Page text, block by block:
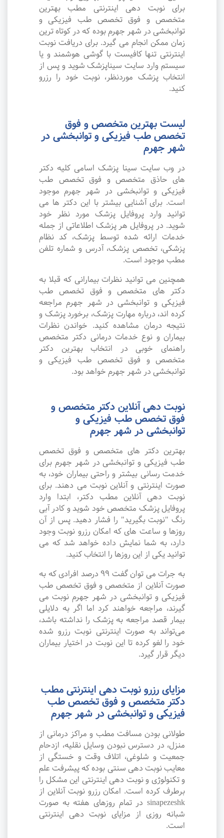
برای نوبت دهی اینترنتی مطب بهترین
متخصص و فوق تخصص طب فیزیکی و
توانبخشی در شهر جهرم بوده که در کوتاه ترین
زمان ممکن انجام می گیرد. برای دریافت نوبت
اینترنتی تنها کافیست با گوشی هوشمند و یا
سیستم وارد سایت سیناپزشک شوید و پس از
انتخاب پزشک موردنظر، نوبت خود را رزرو
کنید.
لیست بهترین متخصص و فوق
تخصص طب فیزیکی و توانبخشی در
شهر جهرم
در وب سایت سینا پزشک اسامی کلیه دکتر
های حاذق متخصص و فوق تخصص طب
فیزیکی و توانبخشی در شهر جهرم موجود
است. برای آشنایی بیشتر با این دکتر ها می
توانید وارد پروفایل پزشک مورد نظر خود
شوید. در پروفایل هر پزشک اطلاعاتی از جمله
خدمات ارائه شده توسط پزشک، کد نظام
پزشکی، تخصص پزشک، آدرس و شماره تلفن
مطب موجود است.
همچنین می توانید نظرات بیمارانی که قبلا به
دکتر های متخصص و فوق تخصص طب
فیزیکی و توانبخشی در شهر جهرم مراجعه
کرده اند، درباره مهارت پزشک، برخورد پزشک و
نتیجه درمان مشاهده کنید. خواندن نظرات
بیماران و نوع خدمات درمانی دکتر متخصص
راهنمای خوبی در انتخاب بهترین دکتر
متخصص و فوق تخصص طب فیزیکی و
توانبخشی در شهر جهرم خواهد بود.
نوبت دهی آنلاین دکتر متخصص و
فوق تخصص طب فیزیکی و
توانبخشی در شهر جهرم
بهترین دکتر های متخصص و فوق تخصص
طب فیزیکی و توانبخشی در شهر جهرم برای
خدمت رسانی بیشتر و راحتی بیماران خود، به
صورت اینترنتی و آنلاین نوبت می دهند. برای
نوبت دهی آنلاین مطب دکتر، ابتدا وارد
پروفایل پزشک متخصص خود شوید و کادر آبی
رنگ "نوبت بگیرید" را فشار دهید. پس از آن
روزها و ساعت های که امکان رزرو نوبت وجود
دارد، به شما نمایش داده خواهد شد که می
توانید یکی از این روزها را انتخاب کنید.
به جرات می‌ توان گفت ۹۹ درصد افرادی که به
صورت آنلاین از متخصص و فوق تخصص طب
فیزیکی و توانبخشی در شهر جهرم نوبت می
گیرند، مراجعه خواهند کرد اما اگر به دلایلی
بیمار قصد مراجعه به پزشک را نداشته باشد،
می‌تواند به صورت اینترنتی نوبت رزرو شده
خود را لغو کرده تا این نوبت در اختیار بیماران
دیگر قرار گیرد.
مزایای رزرو نوبت دهی اینترنتی مطب
دکتر متخصص و فوق تخصص طب
فیزیکی و توانبخشی در شهر جهرم
طولانی بودن مسافت مطب و مراکز درمانی از
منزل، در دسترس نبودن وسایل نقلیه، ازدحام
جمعیت و شلوغی، اتلاف وقت و خستگی از
معایب نوبت دهی سنتی بوده که پیشرفت علم
و تکنولوژی و نوبت دهی اینترنتی این مشکل را
برطرف کرده است. امکان رزرو نوبت آنلاین از
sinapezeshk در تمام روزهای هفته به صورت
شبانه روزی از مزایای نوبت دهی اینترنتی
است.